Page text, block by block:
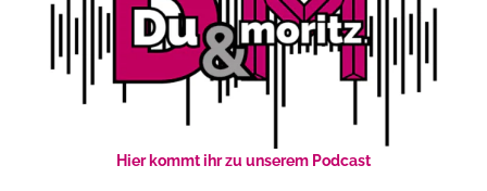
Hier kommt ihr zu unserem Podcast